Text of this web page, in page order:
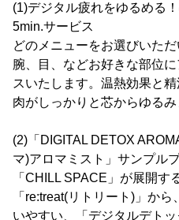
(1)デジタル疲れをゆるめる
5min.サービス
どのメニューをお選びいた
腕、目、などお好きな部位
スいたします。温熱効果と
肉がしっかりと芯からゆるみ
(2)「DIGITAL DETOX
マ)アロマミスト」サンプル
「CHILL SPACE」が展開す
「re:treat(リトリート)」か
いやすい、「デジタルデト